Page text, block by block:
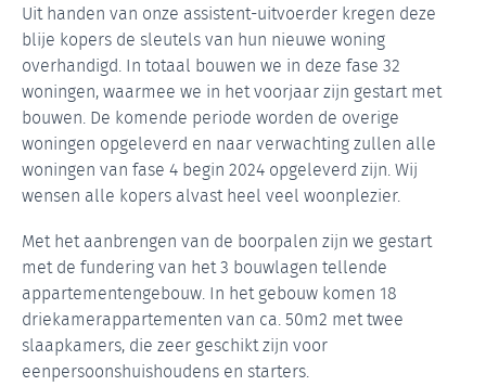
Uit handen van onze assistent-uitvoerder kregen deze
blije kopers de sleutels van hun nieuwe woning
overhandigd. In totaal bouwen we in deze fase 32
woningen, waarmee we in het voorjaar zijn gestart met
bouwen. De komende periode worden de overige
woningen opgeleverd en naar verwachting zullen alle
woningen van fase 4 begin 2024 opgeleverd zijn. Wij
wensen alle kopers alvast heel veel woonplezier.
Met het aanbrengen van de boorpalen zijn we gestart
met de fundering van het 3 bouwlagen tellende
appartementengebouw. In het gebouw komen 18
driekamerappartementen van ca. 50m2 met twee
slaapkamers, die zeer geschikt zijn voor
eenpersoonshuishoudens en starters.